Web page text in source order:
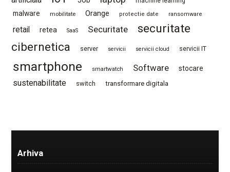
malware mobilitate Orange protectie date ransomware
retail retea SaaS Securitate
securitate
cibernetica
server servicii servicii cloud servicii IT
smartphone smartwatch Software stocare
sustenabilitate switch transformare digitala
Arhiva